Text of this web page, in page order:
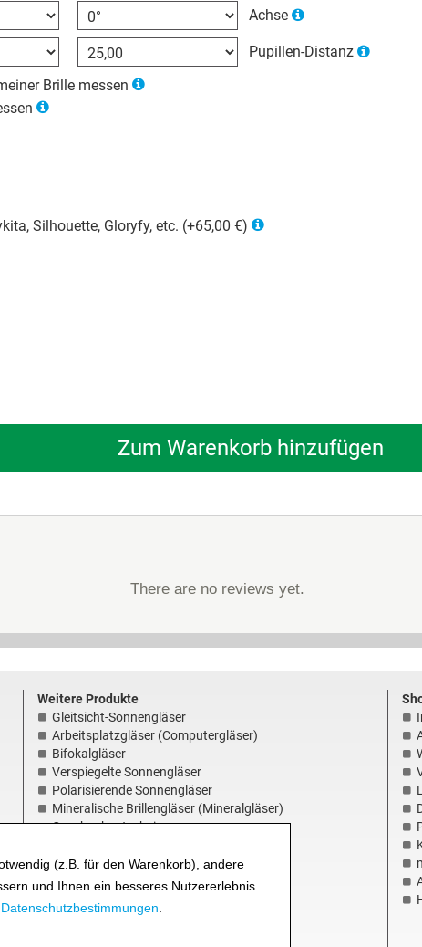
(z.B. für den Warenkorb), andere
und Ihnen ein besseres Nutzererlebnis
Datenschutzbestimmungen
Achse
Pupillen-Distanz
Brille messen
Silhouette, Gloryfy, etc. (+65,00 €)
Zum Warenkorb hinzufügen
There are no reviews yet.
Weitere Produkte
Gleitsicht-Sonnengläser
Arbeitsplatzgläser (Computergläser)
Bifokalgläser
Verspiegelte Sonnengläser
Polarisierende Sonnengläser
Mineralische Brillengläser (Mineralgläser)
Geschenkgutscheine
Brillengläser online – Qualität und Service
Unsere Optiker Werkstatt